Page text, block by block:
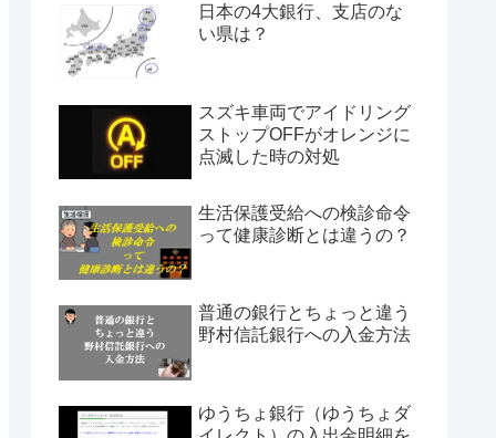
日本の4大銀行、支店のな
い県は？
スズキ車両でアイドリング
ストップOFFがオレンジに
点滅した時の対処
生活保護受給への検診命令
って健康診断とは違うの？
普通の銀行とちょっと違う
野村信託銀行への入金方法
ゆうちょ銀行（ゆうちょダ